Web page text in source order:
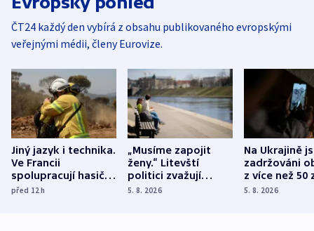
ČT24 každý den vybírá z obsahu publikovaného evropskými
veřejnými médii, členy Eurovize.
Jiný jazyk i technika.
Ve Francii
spolupracují hasiči z
různých zemí
před 12h
„Musíme zapojit
ženy.“ Litevští
politici zvažují
dohodu o
5. 8. 2026
Na Ukrajině
zadržováni
z více než 50
Bojovali na
5. 8. 2026